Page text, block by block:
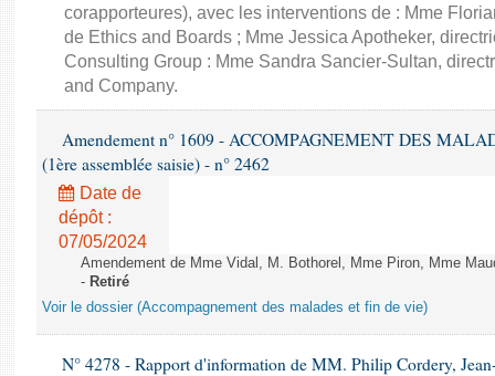
corapporteures), avec les interventions de : Mme
de Ethics and Boards ; Mme Jessica Apotheker,
Consulting Group : Mme Sandra Sancier-Sultan,
and Company.
Amendement n° 1609 - ACCOMPAGNEMENT DES
(1ère assemblée saisie) - n° 2462
Date de
dépôt :
07/05/2024
Amendement de Mme Vidal, M. Bothorel, Mme Piron, Mme
- Retiré
Voir le dossier (Accompagnement des malades et fin de vie)
N° 4278 - Rapport d'information de MM. Philip Cordery,